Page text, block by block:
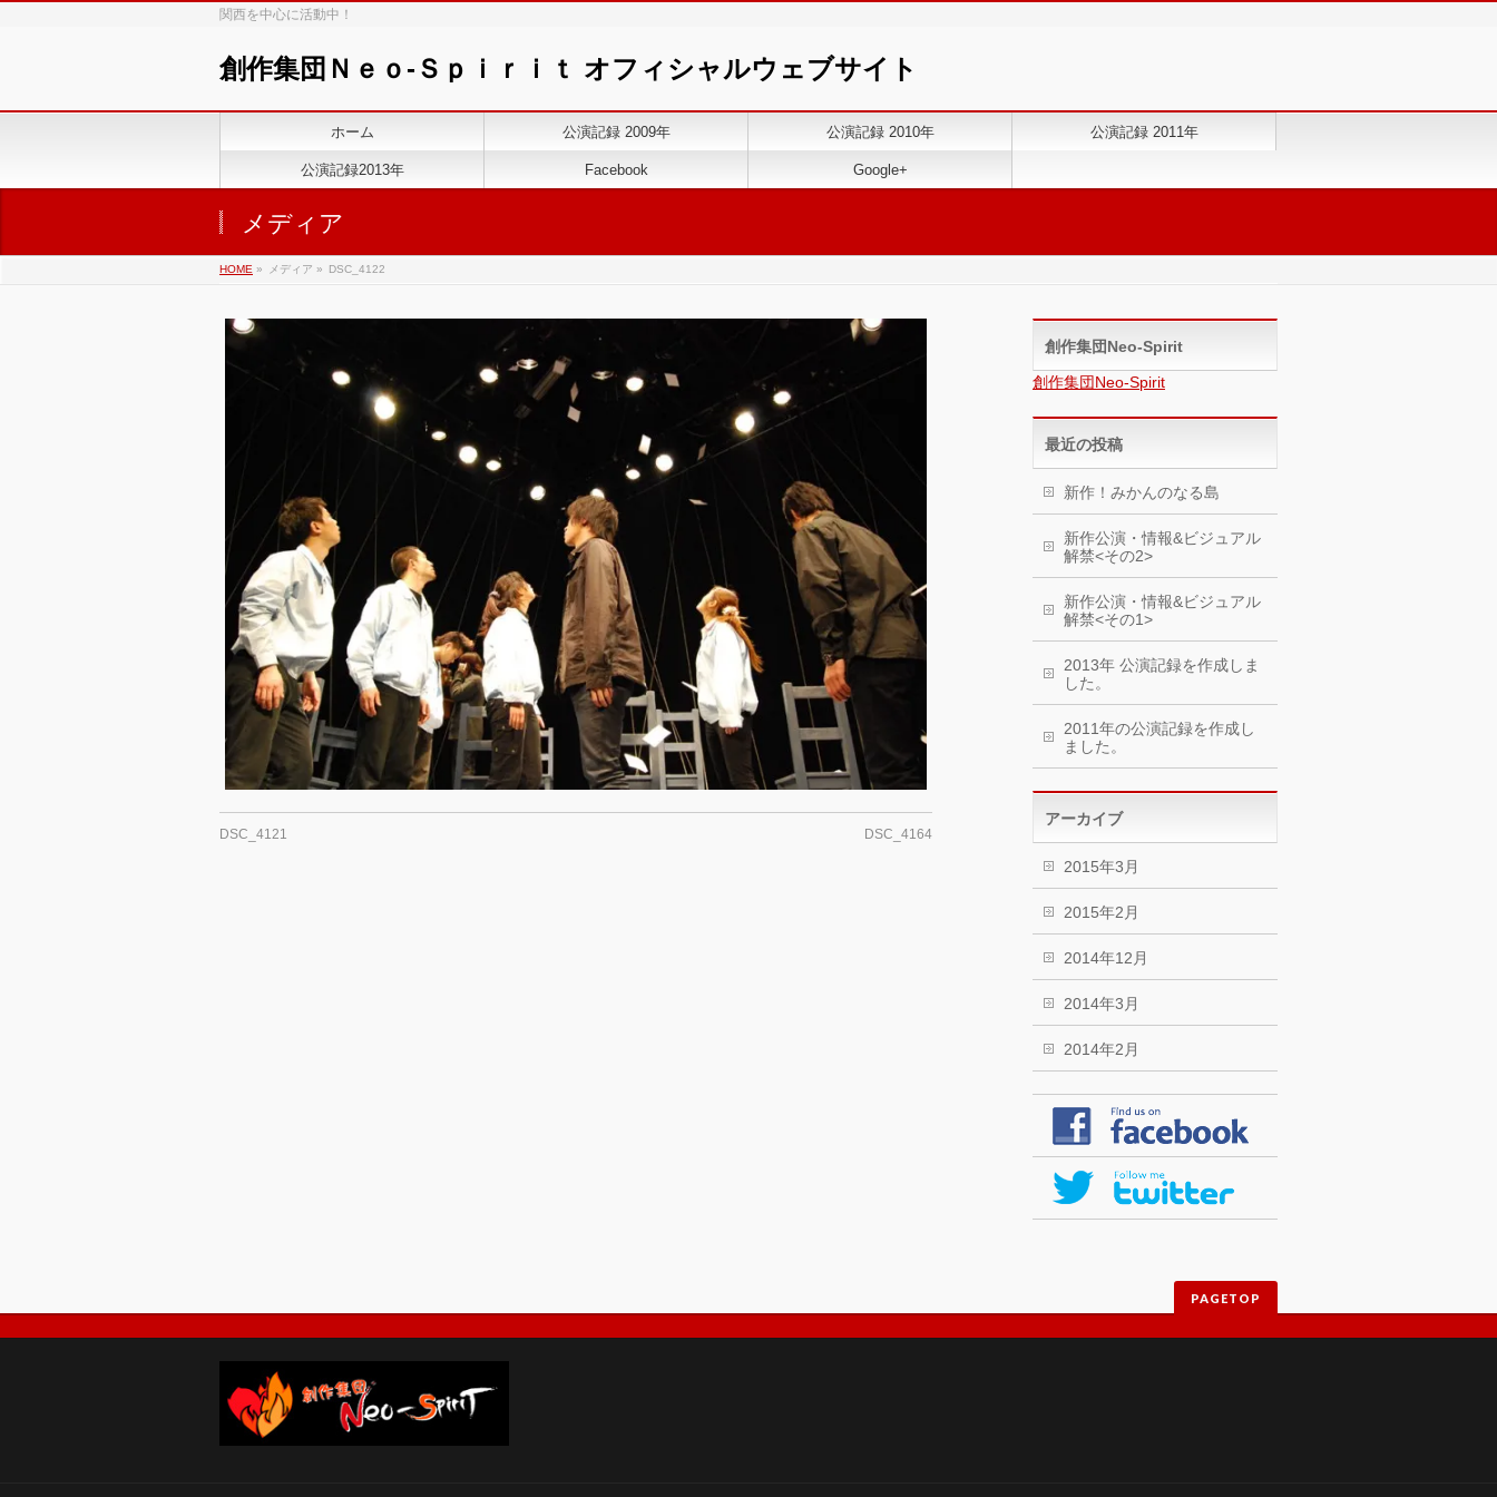
関西を中心に活動中！
創作集団Ｎｅｏ-Ｓｐｉｒｉｔ オフィシャルウェブサイト
ホーム 公演記録 2009年 公演記録 2010年 公演記録 2011年
公演記録2013年 Facebook Google+
メディア
HOME » メディア » DSC_4122
DSC_4121 DSC_4164
創作集団Neo-Spirit
創作集団Neo-Spirit
最近の投稿
新作！みかんのなる島
新作公演・情報&ビジュアル
解禁<その2>
新作公演・情報&ビジュアル
解禁<その1>
2013年 公演記録を作成しま
した。
2011年の公演記録を作成し
ました。
アーカイブ
2015年3月
2015年2月
2014年12月
2014年3月
2014年2月
PAGETOP